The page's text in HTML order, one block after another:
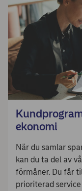
ekonomi
När du samlar
kan du ta del av
förmåner. Du får
prioriterad